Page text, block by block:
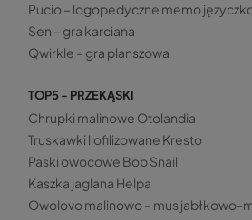
Pucio – logopedyczne memo
Sen – gra karciana
Qwirkle – gra planszowa
TOP5 - PRZEKĄSKI
Chrupki malinowe Otolandia
Truskawki liofilizowane Kresto
Paski owocowe Bob Snail
Kaszka jaglana Helpa
Owolovo malinowo – mus jabłkowo-